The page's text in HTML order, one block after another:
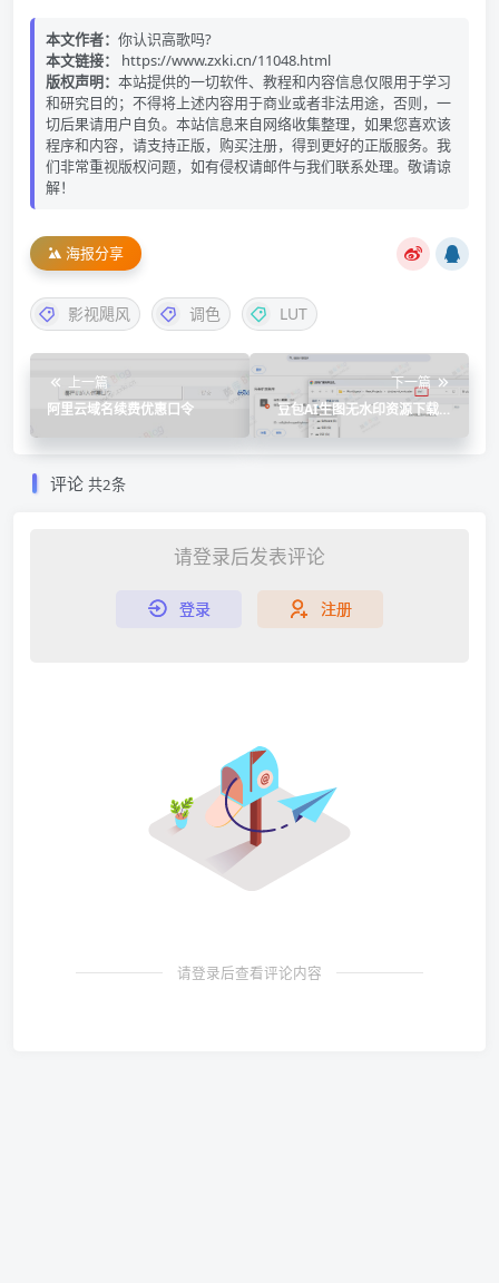
本文作者： 你认识高歌吗?
本文链接：
https://www.zxki.cn/11048.html
版权声明： 本站提供的一切软件、教程和内容信息仅限用于学习
和研究目的；不得将上述内容用于商业或者非法用途，否则，一
切后果请用户自负。本站信息来自网络收集整理，如果您喜欢该
程序和内容，请支持正版，购买注册，得到更好的正版服务。我
们非常重视版权问题，如有侵权请邮件与我们联系处理。敬请谅
解！
海报分享
影视飓风 调色 LUT
上一篇
阿里云域名续费优惠口令
下一篇
豆包AI生图无水印资源下载扩
评论 共2条
请登录后发表评论
登录 注册
请登录后查看评论内容